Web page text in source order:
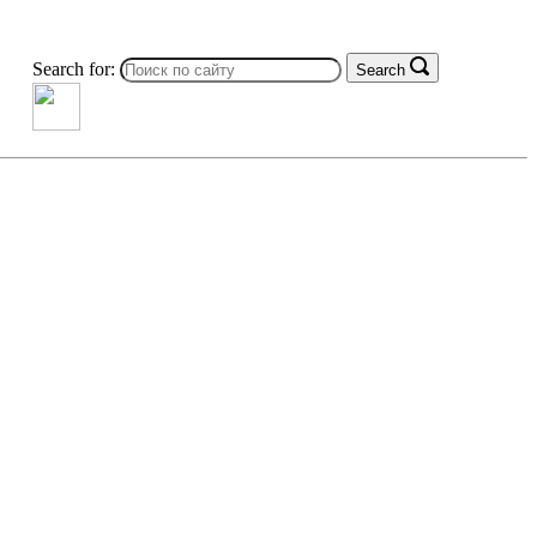
Search for: Search